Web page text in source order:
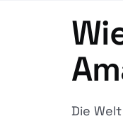
Die